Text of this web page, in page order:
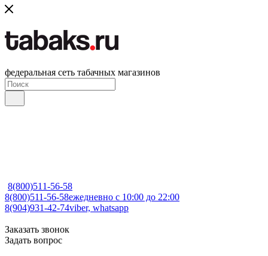
федеральная сеть табачных магазинов
8(800)511-56-58
8(800)511-56-58ежедневно с 10:00 до 22:00
8(904)931-42-74viber, whatsapp
Заказать звонок
Задать вопрос